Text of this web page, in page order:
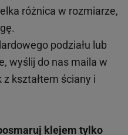
różnica w rozmiarze,
podziału lub
wyślij do nas maila w
kształtem ściany i
klejem tylko